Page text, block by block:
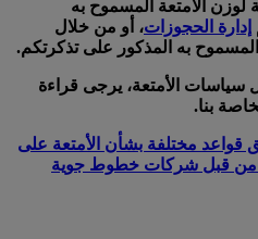
لوزن الأمتعة المسموح به
إدارة الحجوزات، أو من خلال
المسموح به المذكور على تذكرتكم.
سياسات الأمتعة، يرجى قراءة
بنا.
قواعد مختلفة بشأن الأمتعة على
من قبل شركات خطوط جوية